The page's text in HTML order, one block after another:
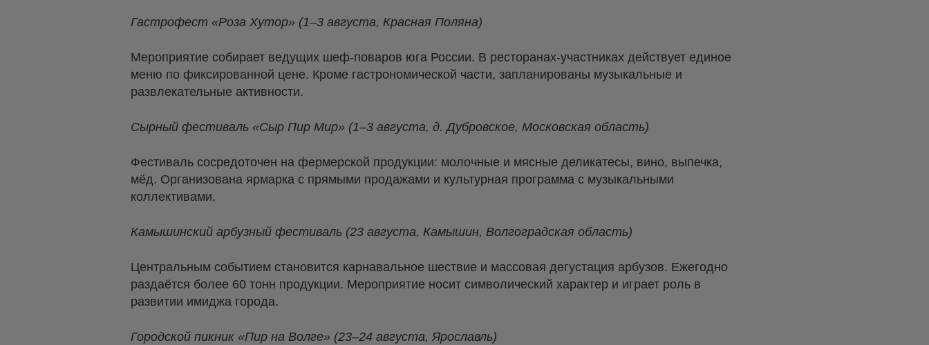
Гастрофест «Роза Хутор» (1–3 августа, Красная Поляна)
Мероприятие собирает ведущих шеф-поваров юга России. В ресторанах-участниках действует единое
меню по фиксированной цене. Кроме гастрономической части, запланированы музыкальные и
развлекательные активности.
Сырный фестиваль «Сыр Пир Мир» (1–3 августа, д. Дубровское, Московская область)
Фестиваль сосредоточен на фермерской продукции: молочные и мясные деликатесы, вино, выпечка,
мёд. Организована ярмарка с прямыми продажами и культурная программа с музыкальными
коллективами.
Камышинский арбузный фестиваль (23 августа, Камышин, Волгоградская область)
Центральным событием становится карнавальное шествие и массовая дегустация арбузов. Ежегодно
раздаётся более 60 тонн продукции. Мероприятие носит символический характер и играет роль в
развитии имиджа города.
Городской пикник «Пир на Волге» (23–24 августа, Ярославль)